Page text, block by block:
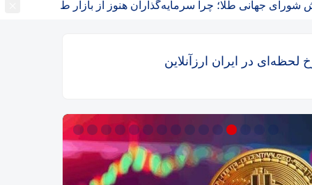
جهانی طلا؛ چرا سرمایه‌گذاران هنوز از بازار طلا خارج نشده‌اند؟
لحظه‌ای در ایران ارزآنلاین